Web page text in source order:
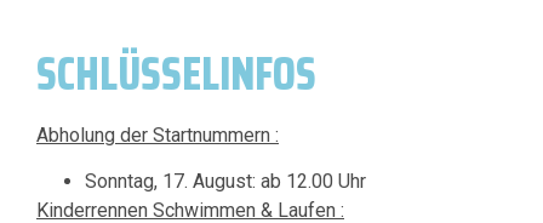
SCHLÜSSELINFOS
Abholung der Startnummern :
Sonntag, 17. August: ab 12.00 Uhr
Kinderrennen Schwimmen & Laufen :